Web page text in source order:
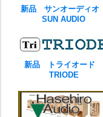
新品 サンオーディオ
SUN AUDIO
新品 トライオード
TRIODE